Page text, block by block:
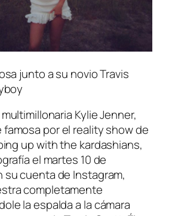
junto a su novio Travis
Kylie Jenner,
por el reality show de
up with the kardashians,
el martes 10 de
su cuenta de Instagram,
completamente
la espalda a la cámara